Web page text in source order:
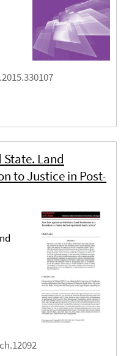
Land
to Justice in Post-